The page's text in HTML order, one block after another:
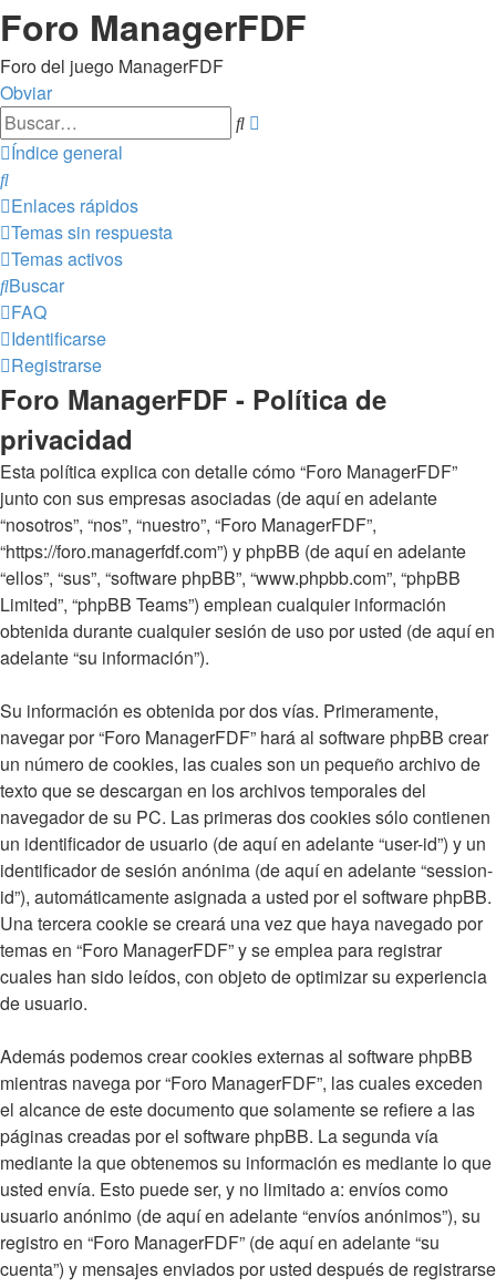
Foro ManagerFDF
Foro del juego ManagerFDF
Obviar
Buscar
Índice general
Buscar
Enlaces rápidos
Temas sin respuesta
Temas activos
Buscar
FAQ
Identificarse
Registrarse
Foro ManagerFDF - Política de
privacidad
Esta política explica con detalle cómo “Foro ManagerFDF”
junto con sus empresas asociadas (de aquí en adelante
“nosotros”, “nos”, “nuestro”, “Foro ManagerFDF”,
“https://foro.managerfdf.com”) y phpBB (de aquí en adelante
“ellos”, “sus”, “software phpBB”, “www.phpbb.com”, “phpBB
Limited”, “phpBB Teams”) emplean cualquier información
obtenida durante cualquier sesión de uso por usted (de aquí en
adelante “su información”).
Su información es obtenida por dos vías. Primeramente,
navegar por “Foro ManagerFDF” hará al software phpBB crear
un número de cookies, las cuales son un pequeño archivo de
texto que se descargan en los archivos temporales del
navegador de su PC. Las primeras dos cookies sólo contienen
un identificador de usuario (de aquí en adelante “user-id”) y un
identificador de sesión anónima (de aquí en adelante “session-
id”), automáticamente asignada a usted por el software phpBB.
Una tercera cookie se creará una vez que haya navegado por
temas en “Foro ManagerFDF” y se emplea para registrar
cuales han sido leídos, con objeto de optimizar su experiencia
de usuario.
Además podemos crear cookies externas al software phpBB
mientras navega por “Foro ManagerFDF”, las cuales exceden
el alcance de este documento que solamente se refiere a las
páginas creadas por el software phpBB. La segunda vía
mediante la que obtenemos su información es mediante lo que
usted envía. Esto puede ser, y no limitado a: envíos como
usuario anónimo (de aquí en adelante “envíos anónimos”), su
registro en “Foro ManagerFDF” (de aquí en adelante “su
cuenta”) y mensajes enviados por usted después de registrarse